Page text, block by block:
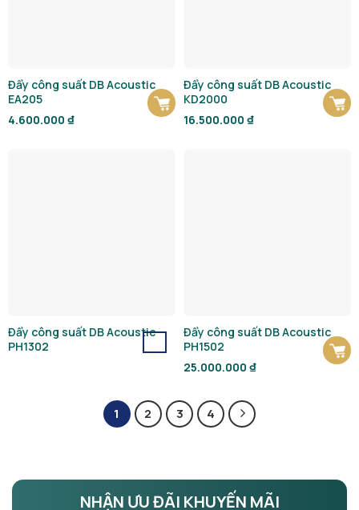
Đẩy công suất DB Acoustic
EA205
4.600.000 ₫
Đẩy công suất DB Acoustic
KD2000
16.500.000 ₫
Đẩy công suất DB Acoustic
PH1302
Đẩy công suất DB Acoustic
PH1502
25.000.000 ₫
1 2 3 4
NHẬN ƯU ĐÃI KHUYẾN MÃI